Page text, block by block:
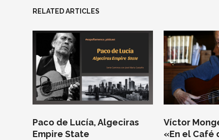
RELATED ARTICLES
Paco de Lucía, Algeciras
Empire State
Víctor
«En el Café